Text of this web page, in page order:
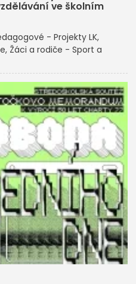
ve školním
- Projekty LK
Žáci a rodiče - Sport a